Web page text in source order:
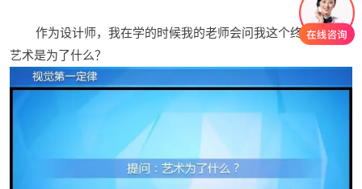
作为设计师，我在学的时候我的老师会问我这个终极问题，
艺术是为了什么？